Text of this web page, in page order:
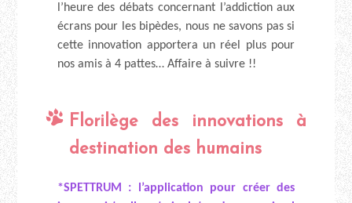
l’heure des débats concernant l’addiction aux
écrans pour les bipèdes, nous ne savons pas si
cette innovation apportera un réel plus pour
nos amis à 4 pattes… Affaire à suivre !!
Florilège des innovations à
destination des humains
*SPETTRUM : l’application pour créer des